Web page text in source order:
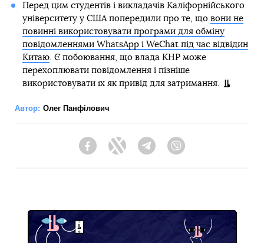
Перед цим студентів і викладачів Каліфорнійського
університету у США попередили про те, що вони не
повинні використовувати програми для обміну
повідомленнями WhatsApp і WeChat під час відвідин
Китаю. Є побоювання, що влада КНР може
перехоплювати повідомлення і пізніше
використовувати їх як привід для затримання.
Автор: Олег Панфілович
FacebookTwitter Telegram